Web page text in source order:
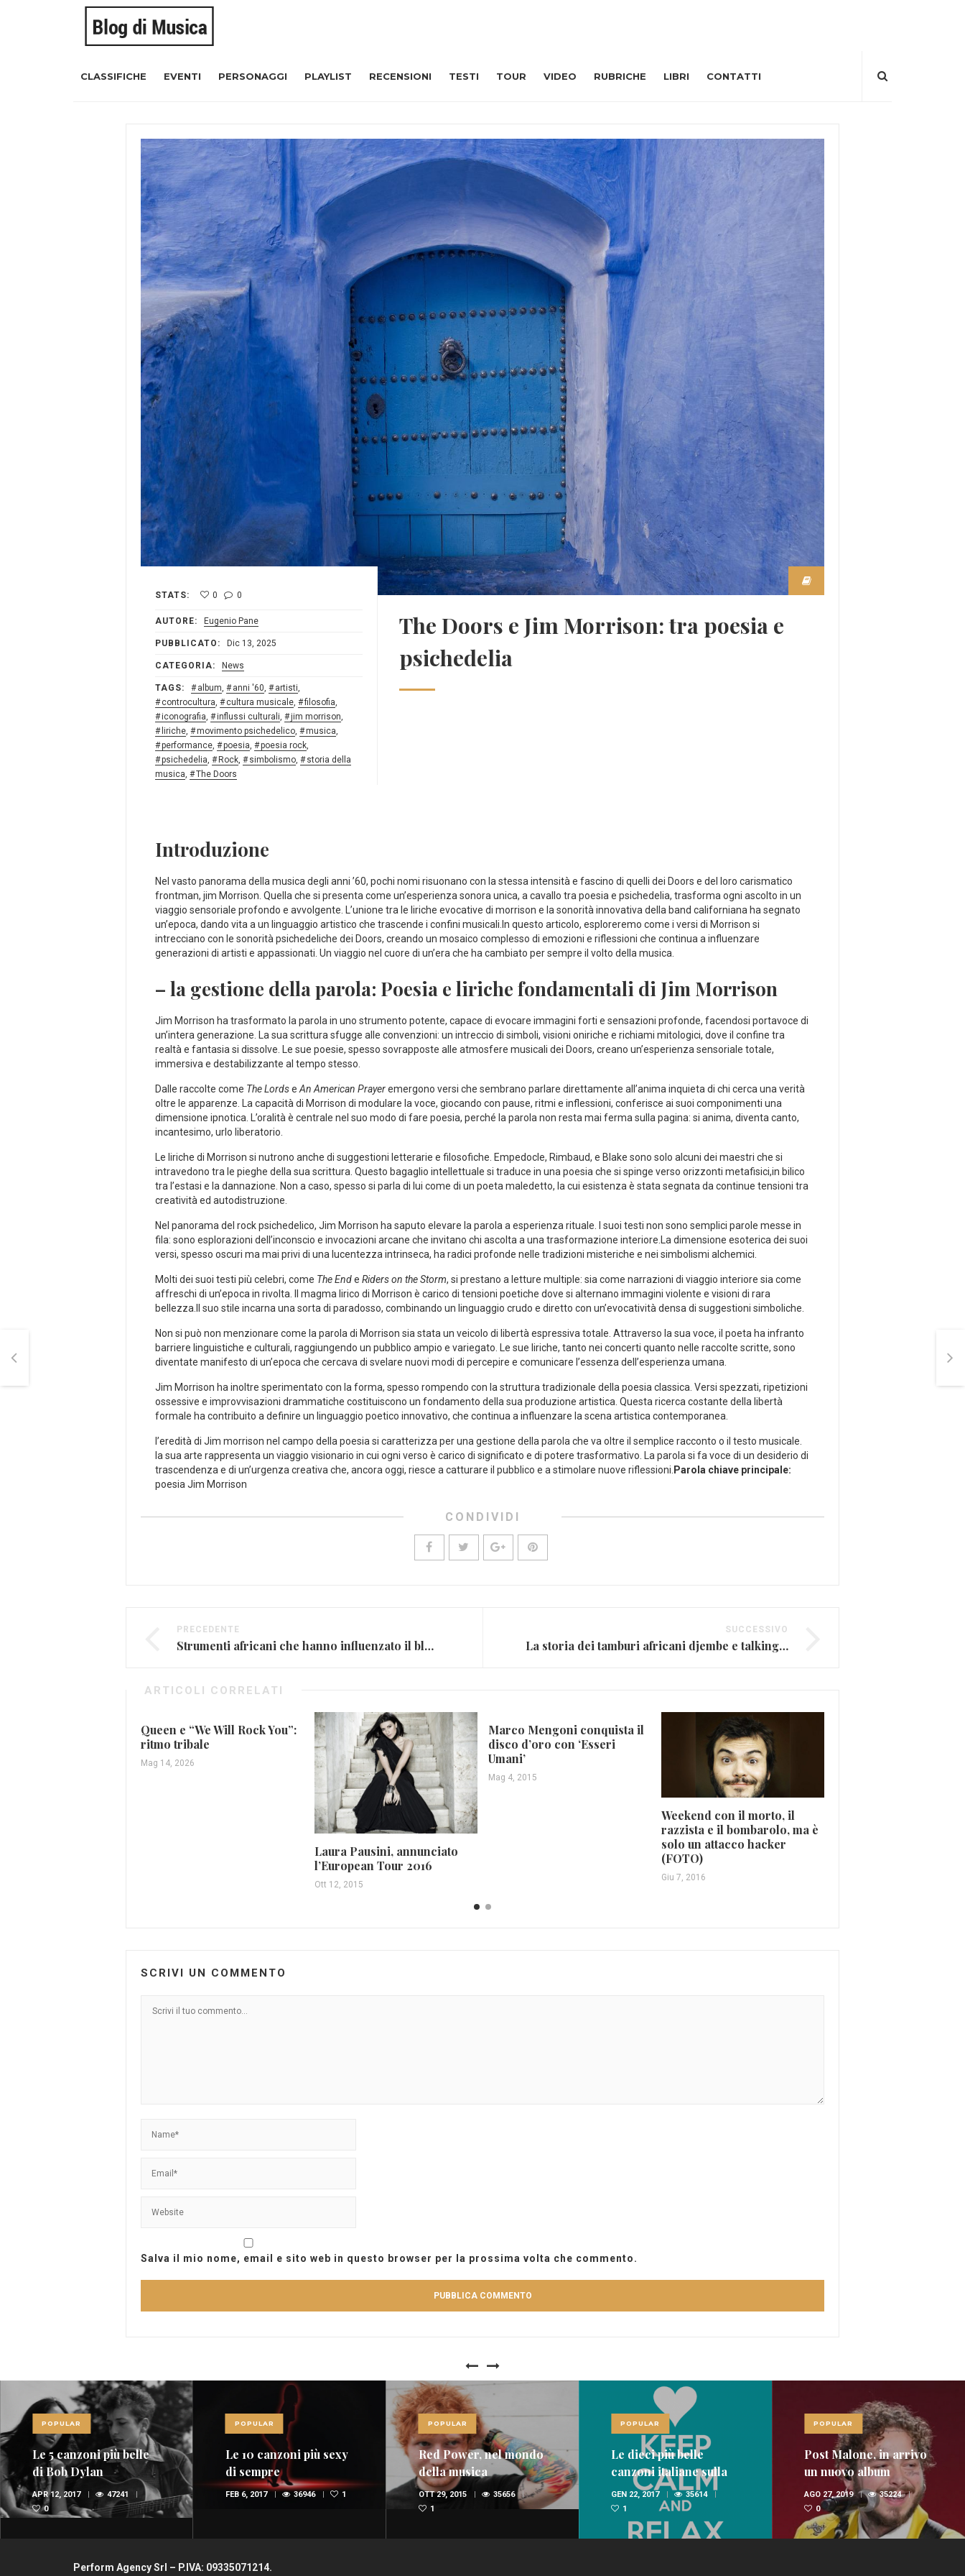
CLASSIFICHE EVENTI PERSONAGGI PLAYLIST RECENSIONI TESTI TOUR VIDEO RUBRICHE LIBRI CONTATTI
STATS: 0 0
AUTORE: Eugenio Pane
PUBBLICATO: Dic 13, 2025
CATEGORIA: News
TAGS: album anni '60 artisti
controcultura
cultura musicale filosofia
iconografia
influssi culturali jim morrison
liriche
movimento psichedelico musica
performance
poesia poesia rock
psichedelia
Rock simbolismo
storia della
musica
The Doors
The Doors e Jim Morrison: tra poesia e
psichedelia
Introduzione
Nel ​vasto panorama della ⁢musica degli anni ’60, pochi nomi risuonano⁢ con la stessa intensità e fascino di quelli dei Doors e del loro carismatico
⁤frontman, jim Morrison. Quella che si presenta come un’esperienza sonora unica, a cavallo tra ⁤poesia e psichedelia, trasforma ogni ascolto in un
viaggio sensoriale ⁤profondo e avvolgente. L’unione ​tra le liriche evocative di morrison e la sonorità ​innovativa della band californiana ha⁢ segnato
un’epoca, dando vita a un linguaggio artistico che trascende i confini musicali.In questo​ articolo, esploreremo come i versi di Morrison si⁣
intrecciano con le sonorità psichedeliche dei⁣ Doors, ​creando un mosaico complesso di emozioni e riflessioni che continua a ⁢influenzare
generazioni di artisti e appassionati. Un viaggio nel cuore di un’era che ⁢ha cambiato per⁣ sempre il volto della musica.
– la gestione della parola: Poesia ⁢e liriche fondamentali di Jim Morrison
Jim Morrison ha trasformato la parola in uno strumento potente, capace⁣ di evocare immagini forti​ e‍ sensazioni profonde,‌ facendosi portavoce di⁤
un’intera generazione. La⁤ sua scrittura​ sfugge alle convenzioni:⁣ un intreccio di simboli, visioni oniriche e richiami mitologici, dove il confine tra
realtà e fantasia si dissolve. Le sue poesie, spesso sovrapposte alle atmosfere musicali dei Doors, creano un’esperienza ⁤sensoriale totale,
immersiva e destabilizzante al tempo‍ stesso.
Dalle raccolte come The Lordse An American Prayeremergono versi⁢ che sembrano parlare ⁢direttamente all’anima inquieta di chi cerca una verità
oltre le apparenze. La capacità di Morrison di modulare ‌la voce,⁣ giocando con pause, ritmi e inflessioni, conferisce ai ‌suoi componimenti una
dimensione ipnotica. L’oralità è centrale ⁤nel suo modo‍ di fare ​poesia, perché la parola non resta mai ferma sulla⁤ pagina: ⁤si anima,⁢ diventa ​canto,
incantesimo, urlo liberatorio.
Le liriche di Morrison si⁤ nutrono anche di suggestioni letterarie e filosofiche. Empedocle,⁤ Rimbaud, ‍e Blake sono⁤ solo alcuni dei maestri che si
intravedono tra le pieghe della sua ⁢scrittura. Questo bagaglio‍ intellettuale si traduce in una ‌poesia che si spinge verso orizzonti metafisici,in bilico
tra l’estasi e la dannazione. Non a caso, spesso si parla di lui come di un poeta maledetto, la cui esistenza è stata⁢ segnata da continue tensioni tra
creatività ed autodistruzione.
Nel panorama ‌del⁤ rock psichedelico, Jim ‌Morrison ha saputo elevare la parola a esperienza rituale. I suoi testi non sono semplici ⁣parole messe in
fila: sono esplorazioni‌ dell’inconscio e invocazioni arcane che invitano chi ascolta a una trasformazione interiore.La dimensione ‍esoterica dei suoi
versi, ​spesso oscuri ma mai privi di una lucentezza intrinseca, ha ‌radici ​profonde nelle ⁢tradizioni‍ misteriche e nei simbolismi alchemici.
Molti dei suoi testi ⁣più celebri,⁤ come The Ende Riders on the Storm, si ⁢prestano ‍a ​letture multiple: sia come narrazioni di viaggio‌ interiore ​sia come
affreschi ‍di un’epoca in rivolta. Il magma ⁢lirico di Morrison è carico ⁣di⁤ tensioni poetiche dove si alternano immagini violente e visioni di rara
bellezza.Il suo stile⁣ incarna una sorta di paradosso, combinando un linguaggio crudo e diretto con un’evocatività densa di suggestioni simboliche.
Non si può non menzionare come la ⁤parola di Morrison sia stata un veicolo di libertà⁣ espressiva ​totale. Attraverso la sua⁤ voce, il poeta ha infranto⁣
barriere linguistiche ⁢e culturali,​ raggiungendo un pubblico ampio e variegato. Le sue liriche, ‌tanto‌ nei concerti quanto nelle raccolte scritte, sono
diventate ⁣manifesto di un’epoca che cercava di svelare nuovi modi di percepire e‍ comunicare l’essenza dell’esperienza umana.
Jim Morrison ha inoltre sperimentato con⁣ la ‍forma, spesso rompendo con la ​struttura tradizionale della⁣ poesia classica. Versi spezzati, ripetizioni
ossessive e improvvisazioni drammatiche costituiscono un fondamento della ⁤sua produzione artistica. Questa ricerca costante ​della libertà
formale ha ⁤contribuito a definire un​ linguaggio poetico innovativo, che continua‌ a influenzare la scena ⁣artistica contemporanea.
l’eredità di ​Jim morrison ⁣nel campo ‌della ‌poesia si ​caratterizza per una⁢ gestione della parola che va oltre il semplice racconto o il testo musicale.
la sua arte rappresenta un viaggio ‍visionario in cui ogni verso è carico di significato e di potere trasformativo. La⁣ parola si ‍fa voce di un⁢ desiderio di
trascendenza e di un’urgenza creativa che, ancora oggi, riesce a⁤ catturare il pubblico e a​ stimolare nuove riflessioni. Parola chiave principale:
poesia Jim Morrison
CONDIVIDI
PRECEDENTE
Strumenti africani che hanno influenzato il blues americano
SUCCESSIVO
La storia dei tamburi africani djembe e talking drum
ARTICOLI CORRELATI
Queen e “We Will Rock You”:
ritmo tribale
Mag 14, 2026
Laura Pausini, annunciato
l’European Tour 2016
Ott 12, 2015
Marco Mengoni conquista il
disco d’oro con ‘Esseri
Umani’
Mag 4, 2015
Weekend con il morto, il
razzista e il bombarolo, ma è
solo un attacco hacker
(FOTO)
Giu 7, 2016
SCRIVI UN COMMENTO
Salva il mio nome, email e sito web in questo browser per la prossima volta che commento.
POPULAR
Le 5 canzoni più belle
di Bob Dylan
APR 12, 2017
47241
0
POPULAR
Le 10 canzoni più sexy
di sempre
FEB 6, 2017 36946 1
POPULAR
Red Power, nel mondo
della musica
spopolano i rossi
(FOTO E VIDEO)
OTT 29, 2015
35656
1
POPULAR
Le dieci più belle
canzoni italiane sulla
domenica
GEN 22, 2017
35614
1
POPULAR
Post Malone, in arrivo
un nuovo album
AGO 27, 2019
35224
0
Perform Agency Srl – P.IVA: 09335071214.